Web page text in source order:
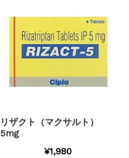
リザクト（マクサルト）
5mg
¥1,980